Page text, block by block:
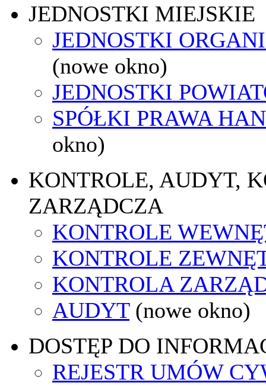
JEDNOSTKI MIEJSKIE
JEDNOSTKI
(nowe okno)
JEDNOSTKI
SPÓŁKI PRAWA
okno)
KONTROLE, AUDYT,
ZARZĄDCZA
KONTROLE
KONTROLE
KONTROLA
AUDYT (nowe okno)
DOSTĘP DO
REJESTR UMÓW